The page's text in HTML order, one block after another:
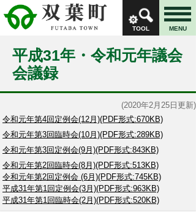
TOOL MENU
平成31年・令和元年議会
会議録
(2020年2月25日更新)
令和元年第4回定例会(12月)(PDF形式:670KB)
令和元年第3回臨時会(10月)(PDF形式:289KB)
令和元年第3回定例会(9月)(PDF形式:843KB)
令和元年第2回臨時会(8月)(PDF形式:513KB)
令和元年第2回定例会 (6月)(PDF形式:745KB)
平成31年第1回定例会(3月)(PDF形式:963KB)
平成31年第1回臨時会(2月)(PDF形式:520KB)